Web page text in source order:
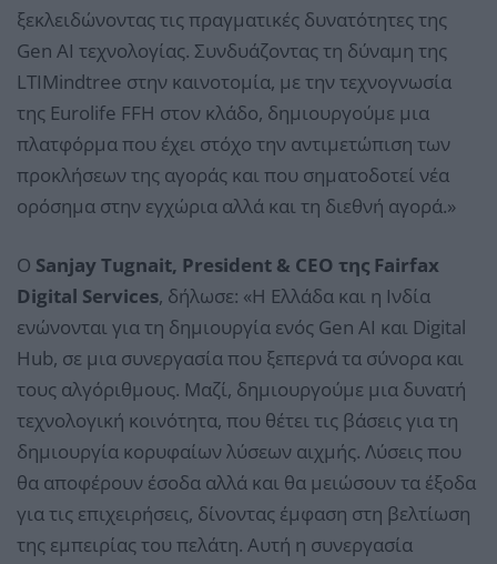
ξεκλειδώνοντας τις πραγματικές δυνατότητες της
Gen AI τεχνολογίας. Συνδυάζοντας τη δύναμη της
LTIMindtree στην καινοτομία, με την τεχνογνωσία
της Eurolife FFH στον κλάδο, δημιουργούμε μια
πλατφόρμα που έχει στόχο την αντιμετώπιση των
προκλήσεων της αγοράς και που σηματοδοτεί νέα
ορόσημα στην εγχώρια αλλά και τη διεθνή αγορά.»
Ο Sanjay Tugnait, President & CEO της Fairfax
Digital Services, δήλωσε: «Η Ελλάδα και η Ινδία
ενώνονται για τη δημιουργία ενός Gen AI και Digital
Hub, σε μια συνεργασία που ξεπερνά τα σύνορα και
τους αλγόριθμους. Μαζί, δημιουργούμε μια δυνατή
τεχνολογική κοινότητα, που θέτει τις βάσεις για τη
δημιουργία κορυφαίων λύσεων αιχμής. Λύσεις που
θα αποφέρουν έσοδα αλλά και θα μειώσουν τα έξοδα
για τις επιχειρήσεις, δίνοντας έμφαση στη βελτίωση
της εμπειρίας του πελάτη. Αυτή η συνεργασία